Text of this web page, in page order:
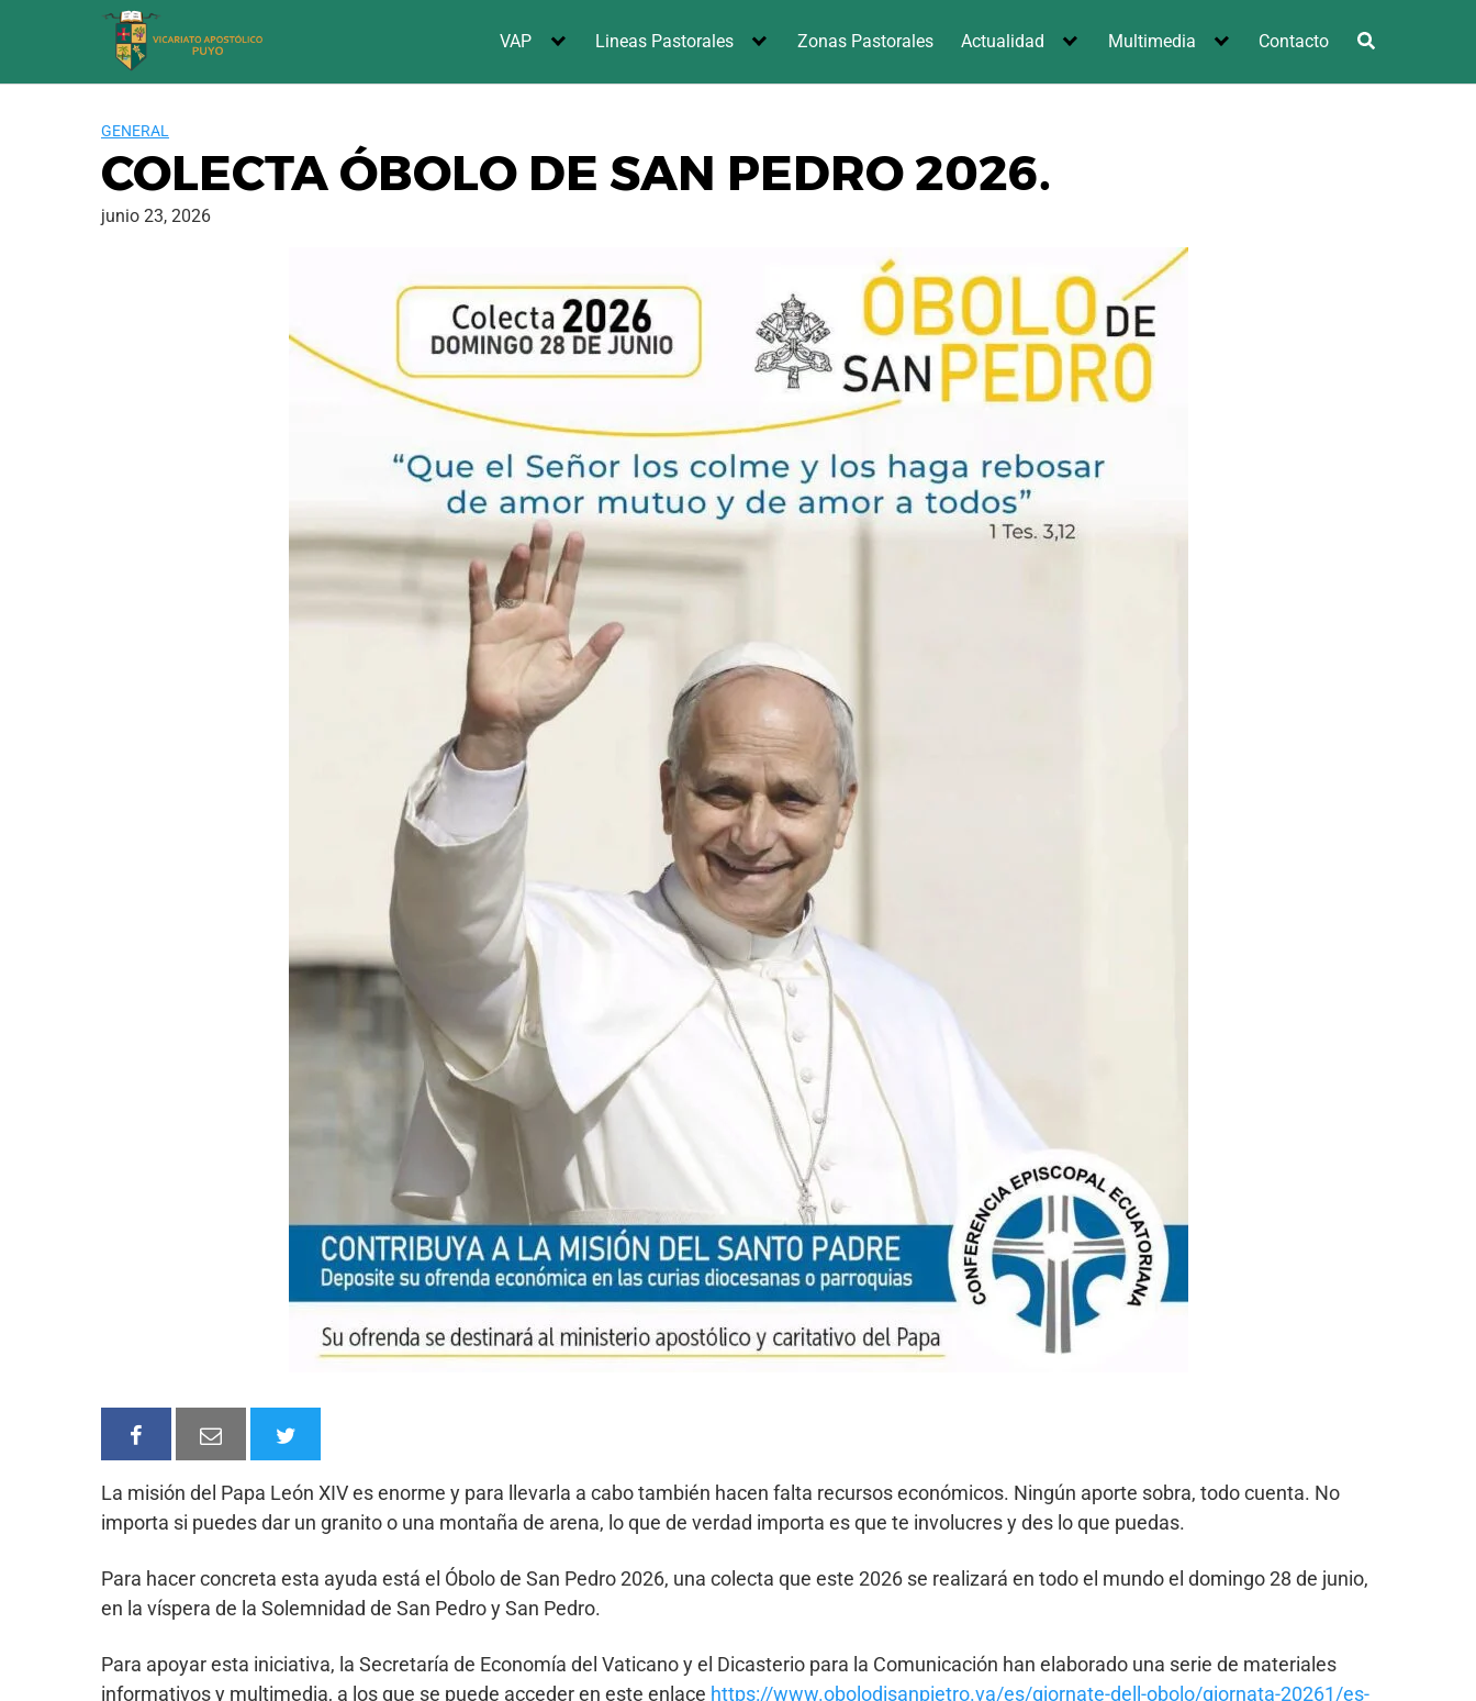
VAP Lineas Pastorales Zonas Pastorales Actualidad Multimedia Contacto
GENERAL
COLECTA ÓBOLO DE SAN PEDRO 2026.
junio 23, 2026
La misión del Papa León XIV es enorme y para llevarla a cabo también hacen falta recursos económicos. Ningún aporte sobra, todo cuenta. No
importa si puedes dar un granito o una montaña de arena, lo que de verdad importa es que te involucres y des lo que puedas.
Para hacer concreta esta ayuda está el Óbolo de San Pedro 2026, una colecta que este 2026 se realizará en todo el mundo el domingo 28 de junio,
en la víspera de la Solemnidad de San Pedro y San Pedro.
Para apoyar esta iniciativa, la Secretaría de Economía del Vaticano y el Dicasterio para la Comunicación han elaborado una serie de materiales
informativos y multimedia, a los que se puede acceder en este enlace https://www.obolodisanpietro.va/es/giornate-dell-obolo/giornata-20261/es-